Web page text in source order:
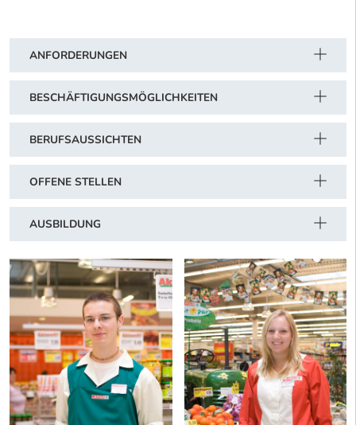
ANFORDERUNGEN
BESCHÄFTIGUNGSMÖGLICHKEITEN
BERUFSAUSSICHTEN
OFFENE STELLEN
AUSBILDUNG